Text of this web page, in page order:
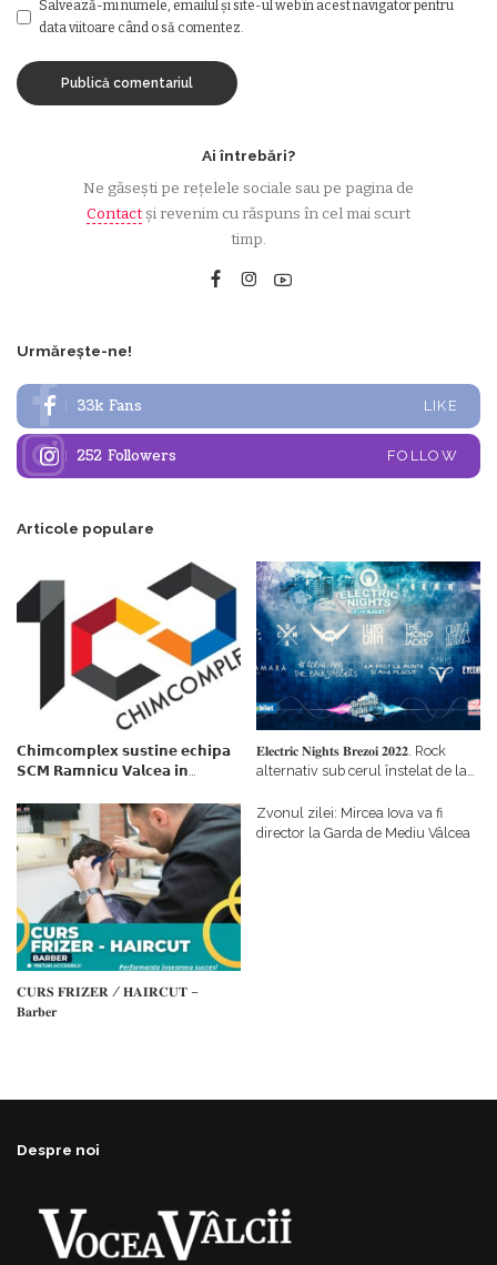
Salvează-mi numele, emailul și site-ul web în acest navigator pentru
data viitoare când o să comentez.
Ai întrebări?
Ne găsești pe rețelele sociale sau pe pagina de
Contactși revenim cu răspuns în cel mai scurt
timp.
Urmărește-ne!
33k Fans LIKE
252 Followers FOLLOW
Articole populare
𝗖𝗵𝗶𝗺𝗰𝗼𝗺𝗽𝗹𝗲𝘅 𝘀𝘂𝘀𝘁𝗶𝗻𝗲 𝗲𝗰𝗵𝗶𝗽𝗮
𝗦𝗖𝗠 𝗥𝗮𝗺𝗻𝗶𝗰𝘂 𝗩𝗮𝗹𝗰𝗲𝗮 𝗶𝗻
𝗳𝗶𝗻𝗮𝗻𝘁𝗮𝘁𝗼𝗿
𝐄𝐥𝐞𝐜𝐭𝐫𝐢𝐜 𝐍𝐢𝐠𝐡𝐭𝐬 𝐁𝐫𝐞𝐳𝐨𝐢 𝟐𝟎𝟐𝟐. Rock
alternativ sub cerul înstelat de la
𝐂𝐔𝐑𝐒 𝐅𝐑𝐈𝐙𝐄𝐑 / 𝐇𝐀𝐈𝐑𝐂𝐔𝐓 –
𝐁𝐚𝐫𝐛𝐞𝐫
Zvonul zilei: Mircea Iova va fi
director la Garda de Mediu Vâlcea
Despre noi